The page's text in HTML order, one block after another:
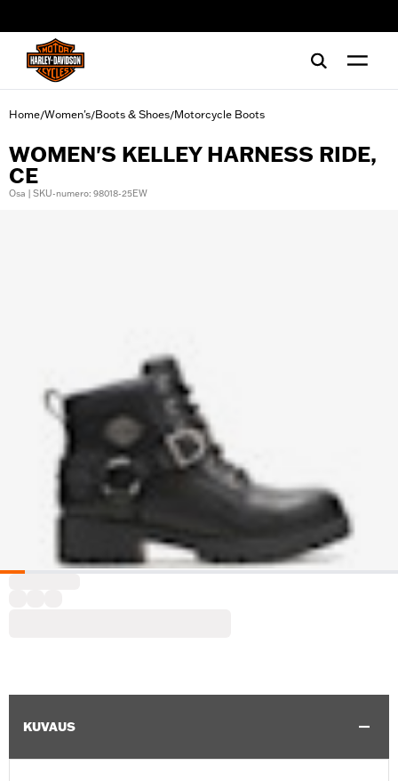
Home/Women's/Boots & Shoes/Motorcycle Boots
WOMEN'S KELLEY HARNESS RIDE,
CE
Osa | SKU-numero: 98018-25EW
KUVAUS